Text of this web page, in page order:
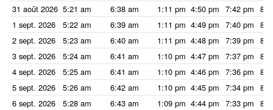
31 août 2026 5:21 am 6:38 am 1:11 pm 4:50 pm 7:42 pm
1 sept. 2026
5:22 am 6:39 am 1:11 pm 4:49 pm 7:40 pm
2 sept. 2026
5:23 am 6:40 am 1:11 pm 4:48 pm 7:39 pm
3 sept. 2026
5:24 am 6:41 am 1:10 pm 4:47 pm 7:37 pm
4 sept. 2026
5:25 am 6:41 am 1:10 pm 4:46 pm 7:36 pm
5 sept. 2026
5:26 am 6:42 am 1:10 pm 4:45 pm 7:34 pm
6 sept. 2026
5:28 am 6:43 am 1:09 pm 4:44 pm 7:33 pm